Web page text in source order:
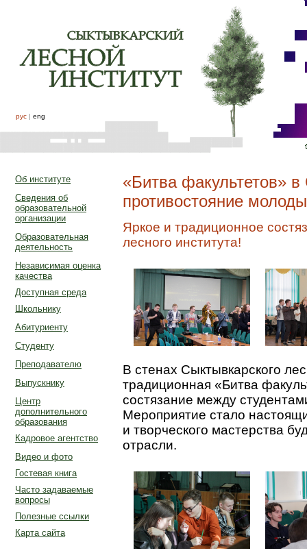
рус | eng
Об институте
Сведения об
образовательной
организации
Образовательная
деятельность
Независимая оценка
качества
Доступная среда
Школьнику
Абитуриенту
Студенту
Преподавателю
Выпускнику
Центр
дополнительного
образования
Кадровое агентство
Видео и фото
Гостевая книга
Часто задаваемые
вопросы
Полезные ссылки
Карта сайта
«Битва факультетов»
противостояние
Яркое и традиционное
лесного института!
В стенах Сыктывкарского
традиционная «Битва
состязание между
Мероприятие стало
и творческого мастерства
отрасли.